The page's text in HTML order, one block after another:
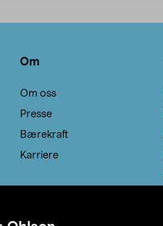
Om
Om oss
Presse
Bærekraft
Karriere